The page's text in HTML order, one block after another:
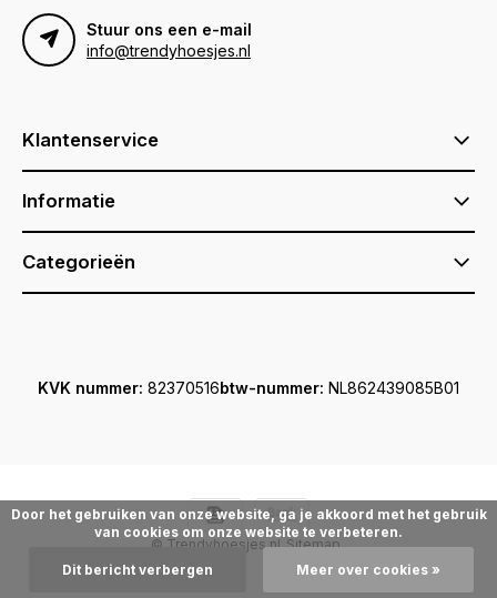
Stuur ons een e-mail
info@trendyhoesjes.nl
Klantenservice
Informatie
Categorieën
KVK nummer: 82370516btw-nummer: NL862439085B01
© Trendyhoesjes.nl Sitemap
Door het gebruiken van onze website, ga je akkoord met het gebruik
van cookies om onze website te verbeteren.
Dit bericht verbergen Meer over cookies »